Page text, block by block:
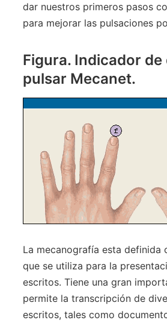
dar nuestros primeros pasos
para mejorar las pulsaciones
Figura. Indicador de
pulsar Mecanet.
La mecanografía esta definida
que se utiliza para la
escritos. Tiene una gran
permite la transcripción de
escritos, tales como